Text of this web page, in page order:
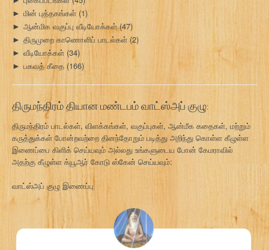
► மின் புத்தகங்கள் (1)
► ஆன்மிக வகுப்பு வீடியோக்கள்(47)
► திருமுறை காணொளிப் பாடல்கள் (2)
► வீடியோக்கள் (34)
► பகவத் கீதை (166)
திருமந்திரம் தியான மண்டபம் வாட்ஸ்அப் குழு:
திருமந்திரம் பாடல்கள், விளக்கங்கள், வகுப்புகள், ஆன்மீக கதைகள், மற்றும்
கருத்துக்கள் போன்றவற்றை தினந்தோறும் படித்து அறிந்து கொள்ள கீழுள்ள
இணைப்பை கிளிக் செய்யவும் அல்லது உங்களுடைய போன் கேமராவில்
அதற்கு கீழுள்ள க்யூஆர் கோடு ஸ்கேன் செய்யவும்:
வாட்ஸ்அப் குழு இணைப்பு